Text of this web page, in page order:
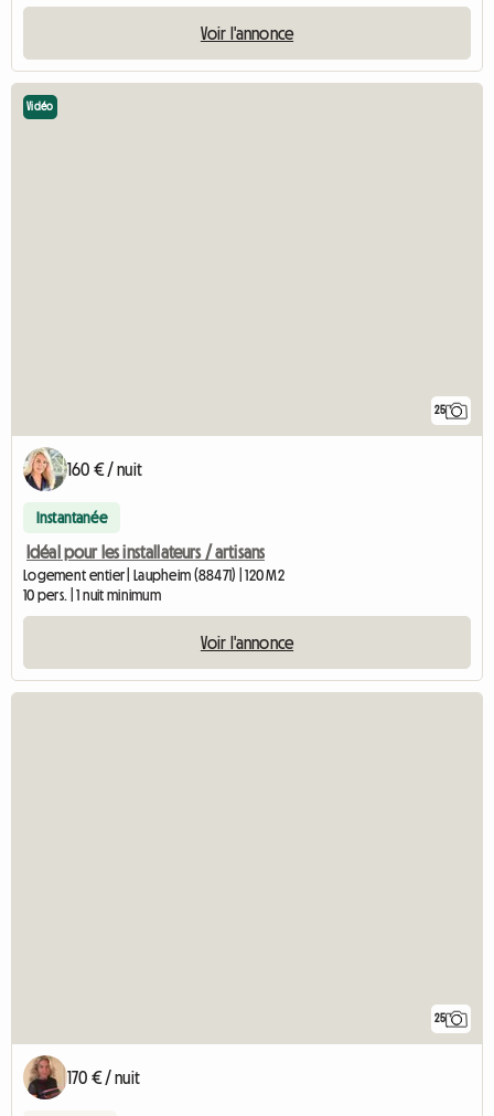
Voir l'annonce
25
Vidéo
160 € / nuit
Instantanée
Idéal pour les installateurs / artisans
Logement entier | Laupheim (88471) | 120 M2
10 pers. | 1 nuit minimum
Voir l'annonce
25
170 € / nuit